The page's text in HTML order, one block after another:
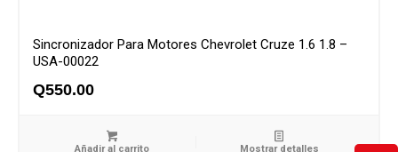
Sincronizador Para Motores Chevrolet Cruze 1.6 1.8 –
USA-00022
Q550.00
Añadir al carrito Mostrar detalles